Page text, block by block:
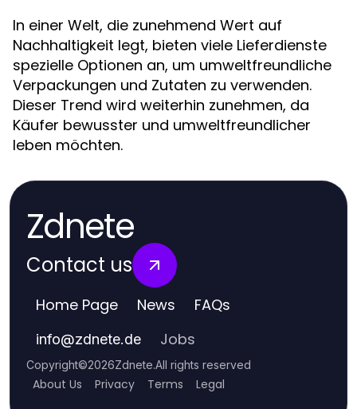
In einer Welt, die zunehmend Wert auf
Nachhaltigkeit legt, bieten viele Lieferdienste
spezielle Optionen an, um umweltfreundliche
Verpackungen und Zutaten zu verwenden.
Dieser Trend wird weiterhin zunehmen, da
Käufer bewusster und umweltfreundlicher
leben möchten.
Zdnete
Contact us
Home Page News FAQs
info@zdnete.de Jobs
Copyright©2026Zdnete.All rights reserved
About Us Privacy Terms Legal